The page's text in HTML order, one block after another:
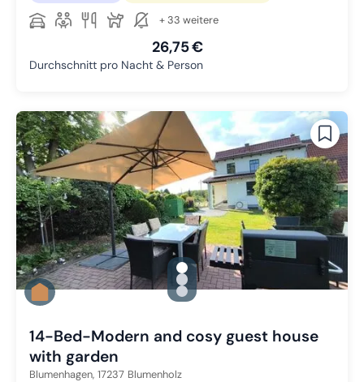
+ 33 weitere
26,75 €
Durchschnitt pro Nacht & Person
gallery.slide_selector
Zu Slide 1 wechseln
Zu Slide 2 wechseln
Zu Slide 3 wechseln
14-Bed-Modern and cosy guest house
with garden
Blumenhagen, 17237 Blumenholz